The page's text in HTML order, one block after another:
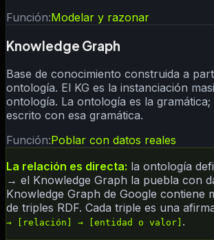
Función:Modelar y razonar
Knowledge Graph
Base de conocimiento construida a
ontología. El KG es la instanciación
ontología. La ontología es la gramática;
escrito con esa gramática.
Función:Poblar con datos reales
La relación es directa: la ontología
→ el Knowledge Graph la puebla con
Knowledge Graph de Google contiene
de triples RDF. Cada triple es una
→ [relación] → [entidad o valor] .